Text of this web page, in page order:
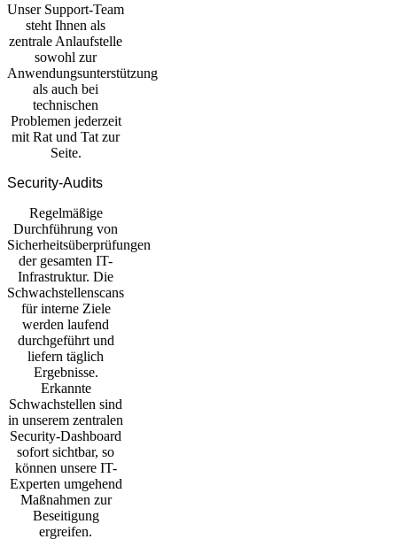
Unser Support-Team
steht Ihnen als
zentrale Anlaufstelle
sowohl zur
Anwendungsunterstützung
als auch bei
technischen
Problemen jederzeit
mit Rat und Tat zur
Seite.
Security-Audits
Regelmäßige
Durchführung von
Sicherheitsüberprüfungen
der gesamten IT-
Infrastruktur. Die
Schwachstellenscans
für interne Ziele
werden laufend
durchgeführt und
liefern täglich
Ergebnisse.
Erkannte
Schwachstellen sind
in unserem zentralen
Security-Dashboard
sofort sichtbar, so
können unsere IT-
Experten umgehend
Maßnahmen zur
Beseitigung
ergreifen.